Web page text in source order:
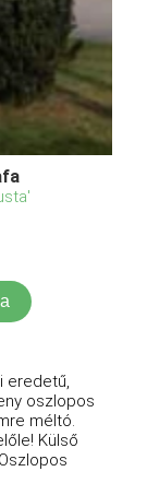
eredetű,
oszlopos
méltó.
Külső